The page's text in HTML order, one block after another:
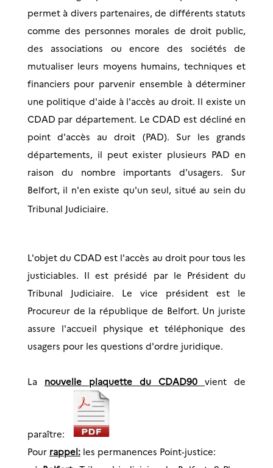
permet à divers partenaires, de différents statuts
comme des personnes morales de droit public,
des associations ou encore des sociétés de
mutualiser leurs moyens humains, techniques et
financiers pour parvenir ensemble à déterminer
une politique d'aide à l'accès au droit. Il existe un
CDAD par département. Le CDAD est décliné en
point d'accès au droit (PAD). Sur les grands
départements, il peut exister plusieurs PAD en
raison du nombre importants d'usagers. Sur
Belfort, il n'en existe qu'un seul, situé au sein du
Tribunal Judiciaire.
L'objet du CDAD est l'accès au droit pour tous les
justiciables. Il est présidé par le Président du
Tribunal Judiciaire. Le vice président est le
Procureur de la république de Belfort. Un juriste
assure l'accueil physique et téléphonique des
usagers pour les questions d'ordre juridique.
La nouvelle plaquette du CDAD90vient de
paraître:
Pour rappel:les permanences Point-justice: